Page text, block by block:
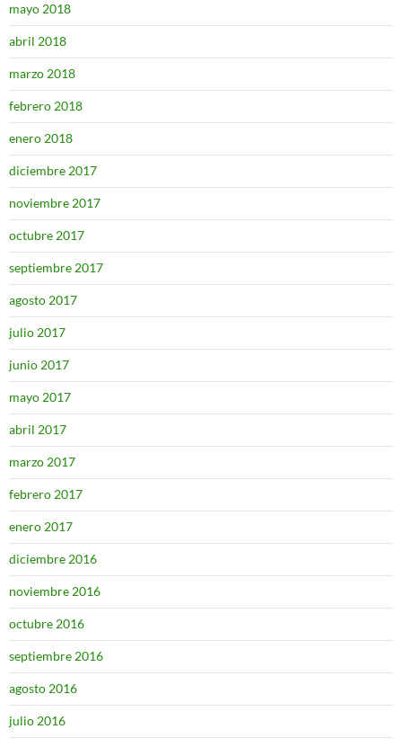
mayo 2018
abril 2018
marzo 2018
febrero 2018
enero 2018
diciembre 2017
noviembre 2017
octubre 2017
septiembre 2017
agosto 2017
julio 2017
junio 2017
mayo 2017
abril 2017
marzo 2017
febrero 2017
enero 2017
diciembre 2016
noviembre 2016
octubre 2016
septiembre 2016
agosto 2016
julio 2016